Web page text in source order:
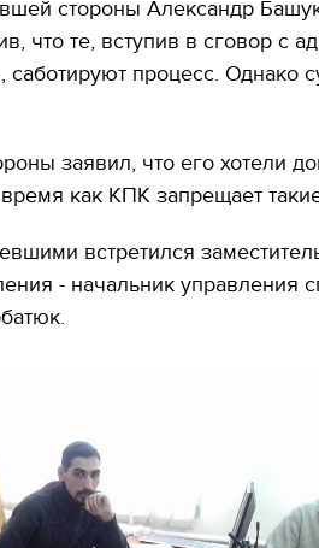
стороны Александр
что те, вступив в сговор с
саботируют процесс. Однако
заявил, что его хотели
как КПК запрещает
встретился
- начальник управления